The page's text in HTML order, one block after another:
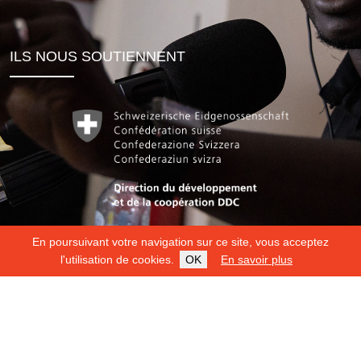
En poursuivant votre navigation sur ce site, vous acceptez
l'utilisation de cookies.
OK En savoir plus
ILS NOUS SOUTIENNENT